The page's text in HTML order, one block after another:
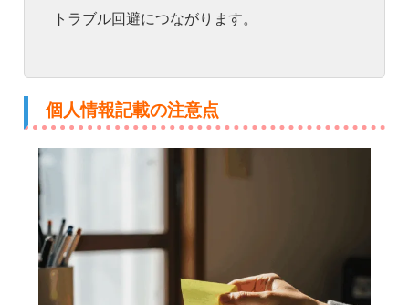
トラブル回避につながります。
個人情報記載の注意点